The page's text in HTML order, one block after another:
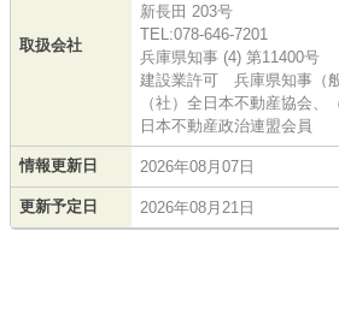
取扱会社
新長田 203号
TEL:078-646-7201
兵庫県知事 (4) 第11400号
建設業許可 兵庫県知事（
（社）全日本不動産協会
日本不動産政治連盟会員
情報更新日 2026年08月07日
更新予定日 2026年08月21日